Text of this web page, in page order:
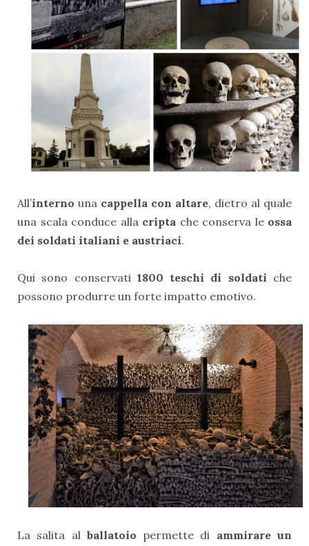
All’interno una cappella con altare, dietro al quale
una scala conduce alla cripta che conserva le ossa
dei soldati italiani e austriaci.
Qui sono conservati 1800 teschi di soldati che
possono produrre un forte impatto emotivo.
La salita al ballatoio permette di ammirare un